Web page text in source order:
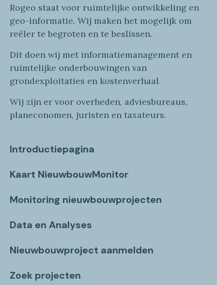
Rogeo staat voor ruimtelijke ontwikkeling en
geo-informatie. Wij maken het mogelijk om
reëler te begroten en te beslissen.
Dit doen wij met informatiemanagement en
ruimtelijke onderbouwingen van
grondexploitaties en kostenverhaal.
Wij zijn er voor overheden, adviesbureaus,
planeconomen, juristen en taxateurs.
Introductiepagina
Kaart NieuwbouwMonitor
Monitoring nieuwbouwprojecten
Data en Analyses
Nieuwbouwproject aanmelden
Zoek projecten